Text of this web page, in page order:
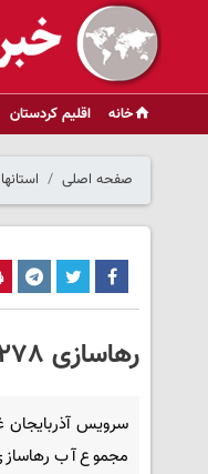
خانه اقلیم کردستان
صفحه اصلی استانها
رهاسازی ١٢٧٨ میلیون متر مکعب آب به دریاچه ارومیه/سدهای بوکان و مهاباد بازوان اصلی بودند
سرویس آذربایجان
مجموع آب